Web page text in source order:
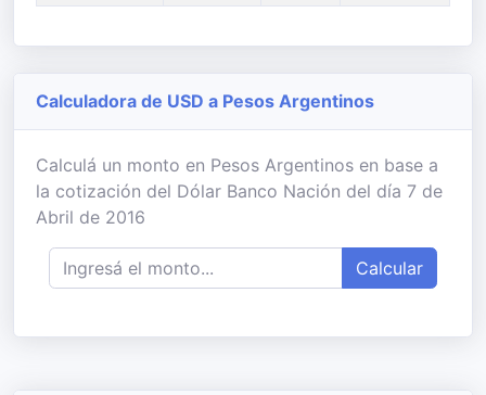
Calculadora de USD a Pesos Argentinos
Calculá un monto en Pesos Argentinos en base a
la cotización del Dólar Banco Nación del día 7 de
Abril de 2016
Calcular